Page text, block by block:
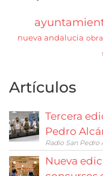
nueva andalucia
Artículos
Tercera
Pedro
Radio San Pedro
Nueva